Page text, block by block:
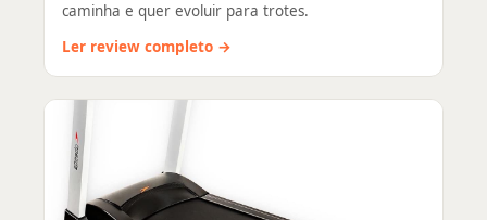
caminha e quer evoluir para trotes.
Ler review completo →